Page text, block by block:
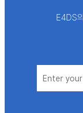
E4DS